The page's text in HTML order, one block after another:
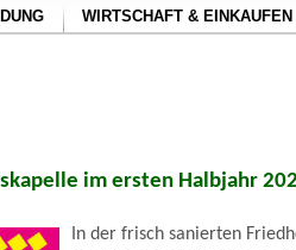
WIRTSCHAFT & EINKAUFEN
im ersten Halbjahr
In der frisch sanierten